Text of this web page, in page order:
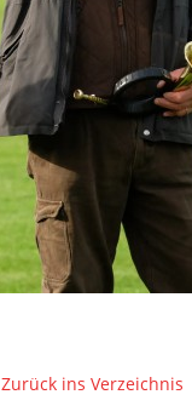
Zurück ins Verzeichnis